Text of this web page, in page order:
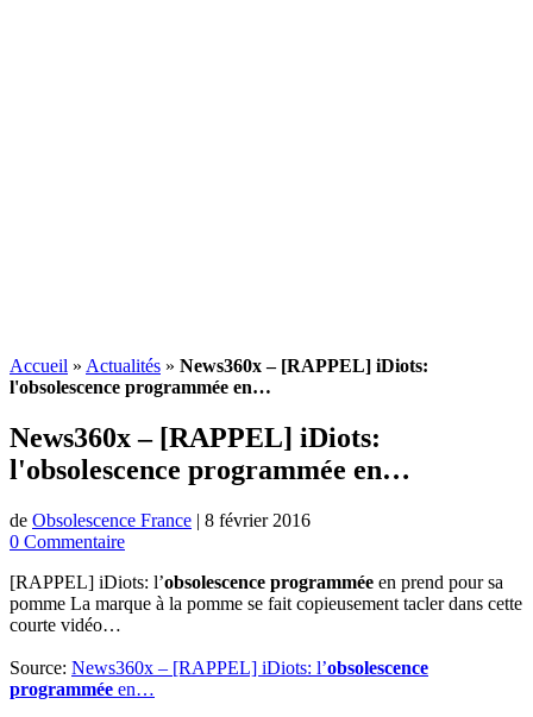
Accueil » Actualités » News360x – [RAPPEL] iDiots:
l'obsolescence programmée en…
News360x – [RAPPEL] iDiots:
l'obsolescence programmée en…
de Obsolescence France | 8 février 2016
0 Commentaire
[RAPPEL] iDiots: l’obsolescence programmée en prend pour sa
pomme La marque à la pomme se fait copieusement tacler dans cette
courte vidéo…
Source: News360x – [RAPPEL] iDiots: l’obsolescence
programmée en…